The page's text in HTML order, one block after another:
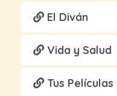
El Diván
Vida y Salud
Tus Películas